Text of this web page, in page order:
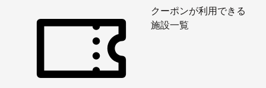
クーポンが利用できる
施設一覧